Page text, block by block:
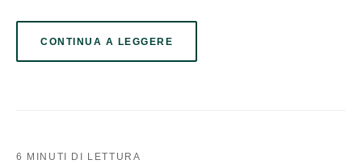
CONTINUA A LEGGERE
6 MINUTI DI LETTURA